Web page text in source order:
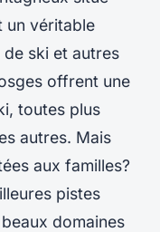
un véritable
ski et autres
offrent une
toutes plus
autres. Mais
aux familles?
pistes
domaines